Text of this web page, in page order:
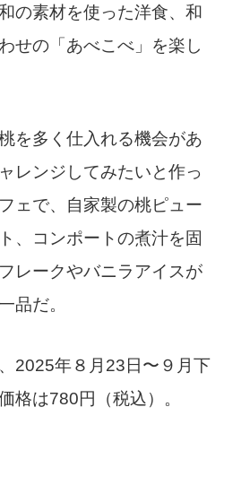
の素材を使った洋食、和
せの「あべこべ」を楽し
を多く仕入れる機会があ
レンジしてみたいと作っ
ェで、自家製の桃ピュー
、コンポートの煮汁を固
レークやバニラアイスが
品だ。
2025年８月23日〜９月下
格は780円（税込）。